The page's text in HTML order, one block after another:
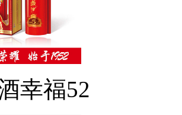
幸福52